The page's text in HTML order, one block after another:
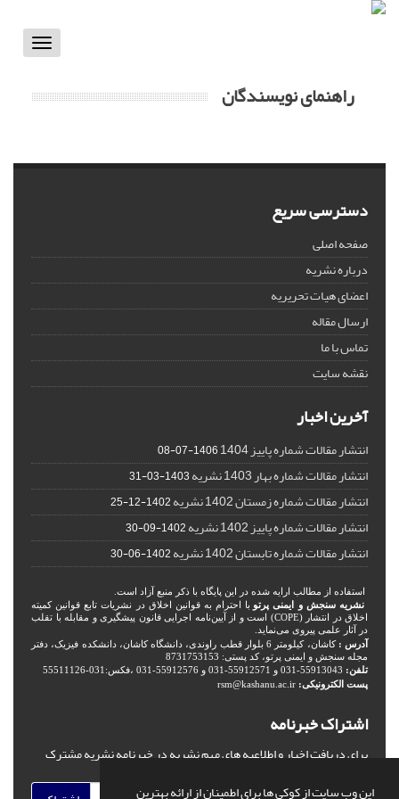
این وب سایت از کوکی ها برای اطمینان از ارائه بهترین
Toggle
راهنمای نویسندگان
دسترسی سریع
صفحه اصلی
درباره نشریه
اعضای هیات تحریریه
ارسال مقاله
تماس با ما
نقشه سایت
آخرین اخبار
انتشار مقالات شماره پاییز 1404 1406-07-08
انتشار مقالات شماره بهار 1403 نشریه 1403-03-31
انتشار مقالات شماره زمستان 1402 نشریه 1402-12-25
انتشار مقالات شماره پاییز 1402 نشریه 1402-09-30
انتشار مقالات شماره تابستان 1402 نشریه 1402-06-30
استفاده از مطالب ارایه شده در این پایگاه با ذکر منبع آزاد است.
نشریه سنجش و ایمنی پرتو با احترام به قوانین اخلاق در نشریات تابع قوانین کمیته
اخلاق در انتشار (COPE) است و از آیین‌نامه اجرایی قانون پیشگیری و مقابله با تقلب
در آثار علمی پیروی می‌نماید.
آدرس :
کاشان، کیلومتر 6 بلوار قطب راوندی، دانشگاه کاشان، دانشکده فیزیک، دفتر
مجله سنجش و ایمنی پرتو، کد پستی: 8731753153
تلفن:
پست الکترونیکی: rsm@kashanu.ac.ir
اشتراک خبرنامه
برای دریافت اخبار و اطلاعیه های مهم نشریه در خبرنامه نشریه مشترک